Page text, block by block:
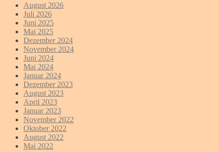
August 2026
Juli 2026
Juni 2025
Mai 2025
Dezember 2024
November 2024
Juni 2024
Mai 2024
Januar 2024
Dezember 2023
August 2023
April 2023
Januar 2023
November 2022
Oktober 2022
August 2022
Mai 2022